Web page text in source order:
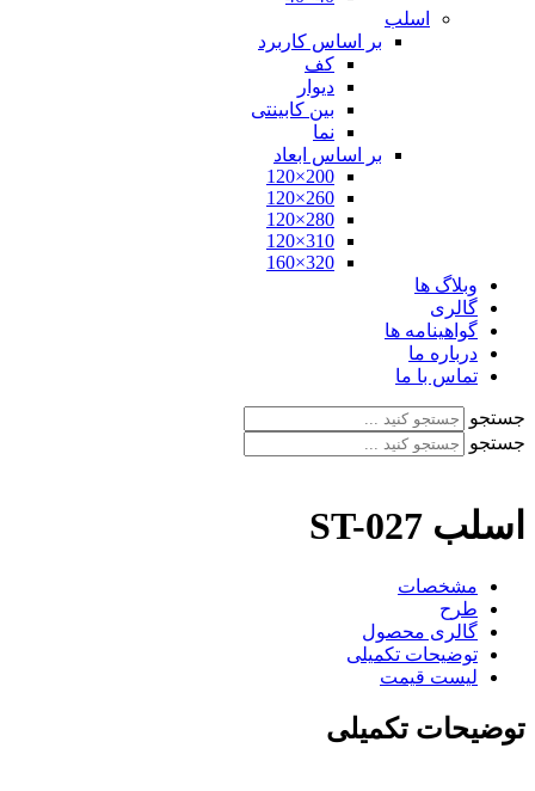
اسلب
بر اساس کاربرد
کف
دیوار
بین کابینتی
نما
بر اساس ابعاد
200×120
260×120
280×120
310×120
320×160
وبلاگ ها
گالری
گواهینامه ها
درباره ما
تماس با ما
جستجو
جستجو
اسلب ST-027
مشخصات
طرح
گالری محصول
توضیحات تکمیلی
لیست قیمت
توضیحات تکمیلی